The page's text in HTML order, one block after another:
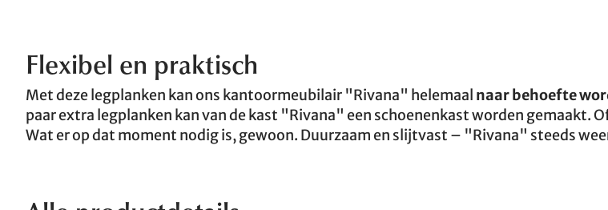
Flexibel en praktisch
Met deze legplanken kan ons kantoormeubilair "Rivana" helemaal naar behoefte
paar extra legplanken kan van de kast "Rivana" een schoenenkast worden gemaakt.
Wat er op dat moment nodig is, gewoon. Duurzaam en slijtvast – "Rivana" steeds